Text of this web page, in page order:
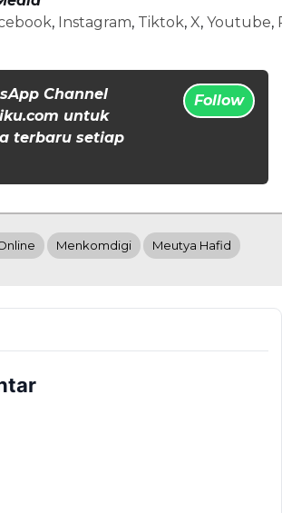
, Instagram, Tiktok, X, Youtube,
Channel
untuk
terbaru setiap
Follow
Menkomdigi Meutya Hafid